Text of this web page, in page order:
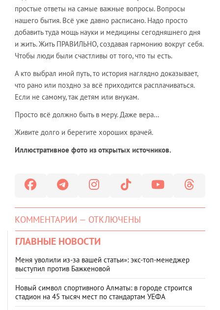
простые ответы на самые важные вопросы. Вопросы
нашего бытия. Всё уже давно расписано. Надо просто
добавить туда мощь науки и медицины сегодняшнего дня
и жить. Жить ПРАВИЛЬНО, создавая гармонию вокруг себя.
Чтобы люди были счастливы от того, что ты есть.
​А кто выбрал иной путь, то история наглядно доказывает,
что рано или поздно за всё приходится расплачиваться.
Если не самому, так детям или внукам.
​Просто всё должно быть в меру. Даже вера…
​Живите долго и берегите хороших врачей.
Иллюстративное фото из открытых источников.
КОММЕНТАРИИ — ОТКЛЮЧЕНЫ
ГЛАВНЫЕ НОВОСТИ
Меня уволили из-за вашей статьи»: экс-топ-менеджер
выступил против Бажкеновой
Новый символ спортивного Алматы: в городе строится
стадион на 45 тысяч мест по стандартам УЕФА